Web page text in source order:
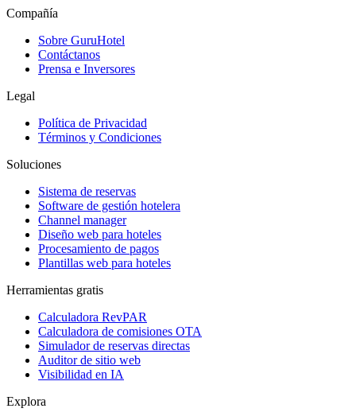
Compañía
Sobre GuruHotel
Contáctanos
Prensa e Inversores
Legal
Política de Privacidad
Términos y Condiciones
Soluciones
Sistema de reservas
Software de gestión hotelera
Channel manager
Diseño web para hoteles
Procesamiento de pagos
Plantillas web para hoteles
Herramientas gratis
Calculadora RevPAR
Calculadora de comisiones OTA
Simulador de reservas directas
Auditor de sitio web
Visibilidad en IA
Explora